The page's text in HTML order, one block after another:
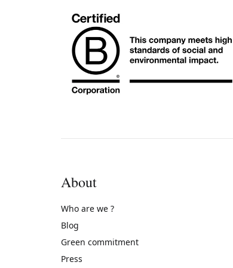
About
Who are we ?
Blog
Green commitment
Press